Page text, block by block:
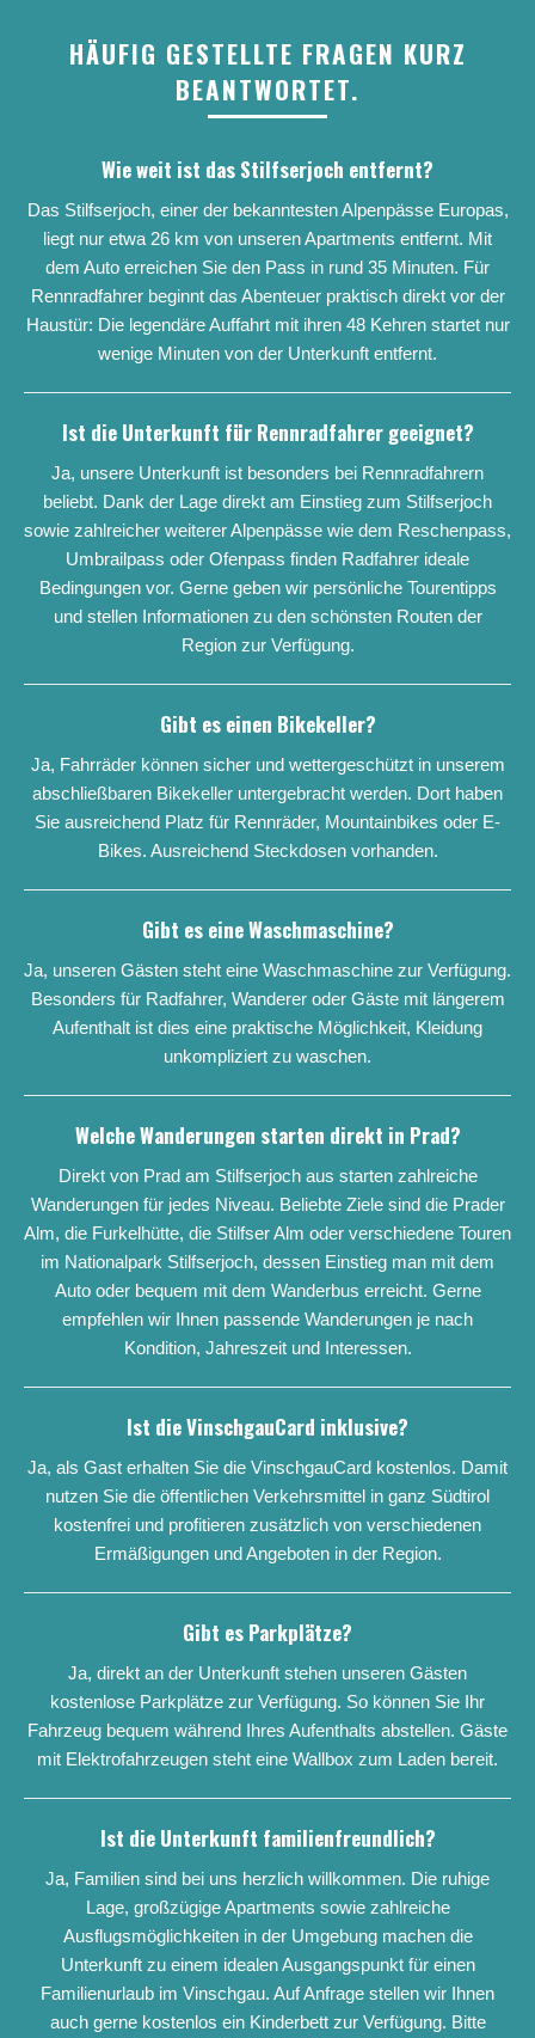
HÄUFIG GESTELLTE FRAGEN KURZ
BEANTWORTET.
Wie weit ist das Stilfserjoch entfernt?
Das Stilfserjoch, einer der bekanntesten Alpenpässe Europas,
liegt nur etwa 26 km von unseren Apartments entfernt. Mit
dem Auto erreichen Sie den Pass in rund 35 Minuten. Für
Rennradfahrer beginnt das Abenteuer praktisch direkt vor der
Haustür: Die legendäre Auffahrt mit ihren 48 Kehren startet nur
wenige Minuten von der Unterkunft entfernt.
Ist die Unterkunft für Rennradfahrer geeignet?
Ja, unsere Unterkunft ist besonders bei Rennradfahrern
beliebt. Dank der Lage direkt am Einstieg zum Stilfserjoch
sowie zahlreicher weiterer Alpenpässe wie dem Reschenpass,
Umbrailpass oder Ofenpass finden Radfahrer ideale
Bedingungen vor. Gerne geben wir persönliche Tourentipps
und stellen Informationen zu den schönsten Routen der
Region zur Verfügung.
Gibt es einen Bikekeller?
Ja, Fahrräder können sicher und wettergeschützt in unserem
abschließbaren Bikekeller untergebracht werden. Dort haben
Sie ausreichend Platz für Rennräder, Mountainbikes oder E-
Bikes. Ausreichend Steckdosen vorhanden.
Gibt es eine Waschmaschine?
Ja, unseren Gästen steht eine Waschmaschine zur Verfügung.
Besonders für Radfahrer, Wanderer oder Gäste mit längerem
Aufenthalt ist dies eine praktische Möglichkeit, Kleidung
unkompliziert zu waschen.
Welche Wanderungen starten direkt in Prad?
Direkt von Prad am Stilfserjoch aus starten zahlreiche
Wanderungen für jedes Niveau. Beliebte Ziele sind die Prader
Alm, die Furkelhütte, die Stilfser Alm oder verschiedene Touren
im Nationalpark Stilfserjoch, dessen Einstieg man mit dem
Auto oder bequem mit dem Wanderbus erreicht. Gerne
empfehlen wir Ihnen passende Wanderungen je nach
Kondition, Jahreszeit und Interessen.
Ist die VinschgauCard inklusive?
Ja, als Gast erhalten Sie die VinschgauCard kostenlos. Damit
nutzen Sie die öffentlichen Verkehrsmittel in ganz Südtirol
kostenfrei und profitieren zusätzlich von verschiedenen
Ermäßigungen und Angeboten in der Region.
Gibt es Parkplätze?
Ja, direkt an der Unterkunft stehen unseren Gästen
kostenlose Parkplätze zur Verfügung. So können Sie Ihr
Fahrzeug bequem während Ihres Aufenthalts abstellen. Gäste
mit Elektrofahrzeugen steht eine Wallbox zum Laden bereit.
Ist die Unterkunft familienfreundlich?
Ja, Familien sind bei uns herzlich willkommen. Die ruhige
Lage, großzügige Apartments sowie zahlreiche
Ausflugsmöglichkeiten in der Umgebung machen die
Unterkunft zu einem idealen Ausgangspunkt für einen
Familienurlaub im Vinschgau. Auf Anfrage stellen wir Ihnen
auch gerne kostenlos ein Kinderbett zur Verfügung. Bitte